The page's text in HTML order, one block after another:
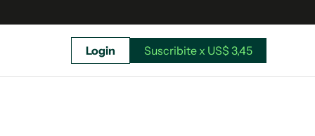
Login Suscribite x US$ 3,45